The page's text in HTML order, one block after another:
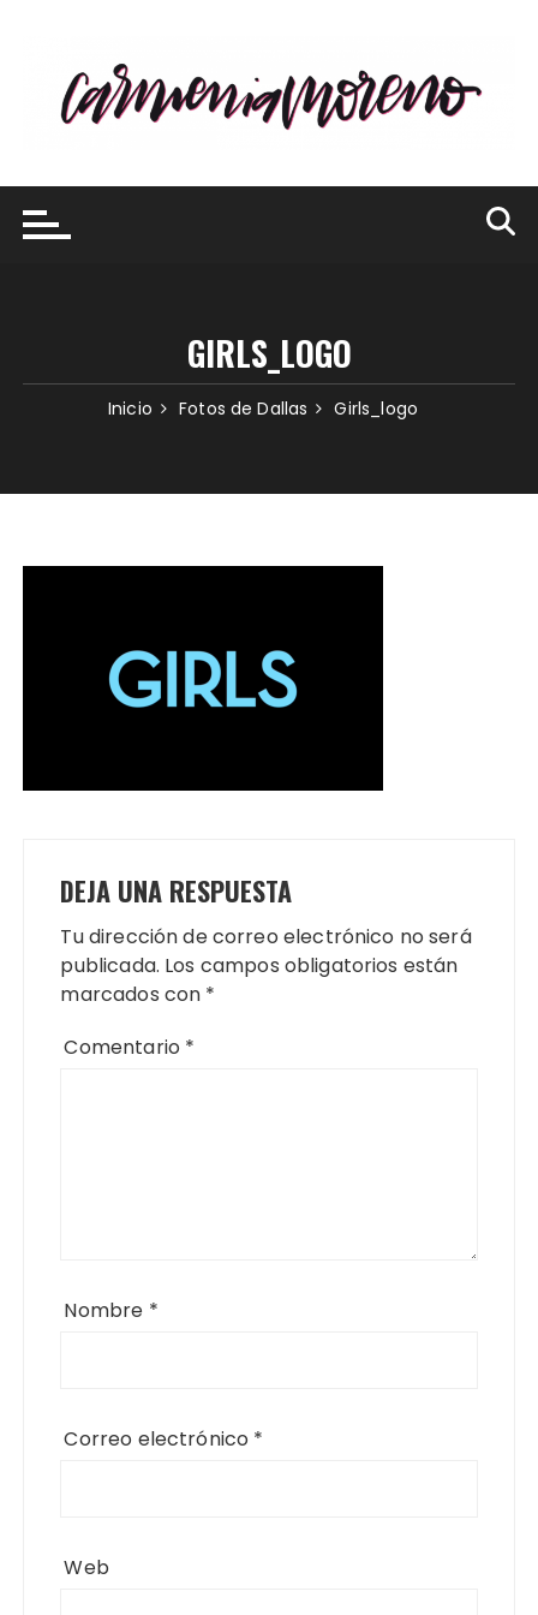
contenido
GIRLS_LOGO
Inicio Fotos de Dallas Girls_logo
DEJA UNA RESPUESTA
Tu dirección de correo electrónico no será
publicada. Los campos obligatorios están
marcados con *
Comentario *
Nombre *
Correo electrónico *
Web